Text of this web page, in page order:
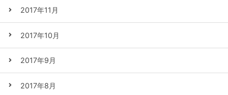
2017年11月
2017年10月
2017年9月
2017年8月